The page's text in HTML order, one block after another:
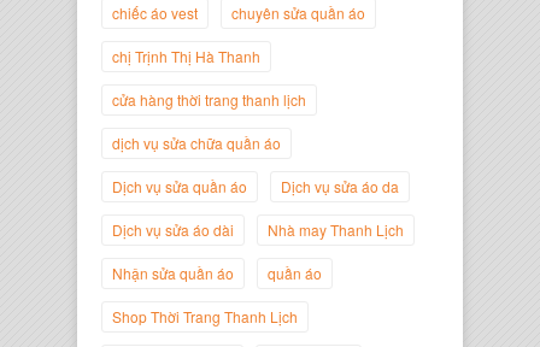
Trịnh Thị Hà Thanh
Trang Thanh Lịch
chiếc áo vest chuyên sửa quần áo
chị Trịnh Thị Hà Thanh
cửa hàng thời trang thanh lịch
dịch vụ sửa chữa quần áo
Dịch vụ sửa quần áo Dịch vụ sửa áo da
Dịch vụ sửa áo dài Nhà may Thanh Lịch
Nhận sửa quần áo quần áo
Shop Thời Trang Thanh Lịch